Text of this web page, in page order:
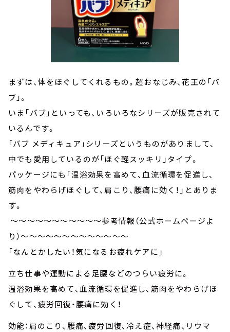
まずは、体をほぐしてくれるもの。超おなじみ、花王の「バ
ブ」。
いま「バブ」といっても、いろいろなシリーズが販売されて
いるんです。
「バブ メディキュア」シリーズというものがありまして、
中でも愛用しているのが「ほぐ軽スッキリ」タイプ。
パッケージにも「温浴効果を高めて、血流循環を促進し、
筋肉をやわらげほぐして、肩こり、腰痛に効く！」とありま
す。
～～～～～～～～～～～参考情報（公式ホームページよ
り）～～～～～～～～～～～～～
「なんとかしたい！気になるお疲れケアに」
立ち仕事や運動による足腰などのつらい疲労に。
温浴効果を高めて、血流循環を促進し、筋肉をやわらげほ
ぐして、疲労回復・腰痛に効く！
効能：肩のこり、腰痛、疲労回復、冷え症、神経痛、リウマ